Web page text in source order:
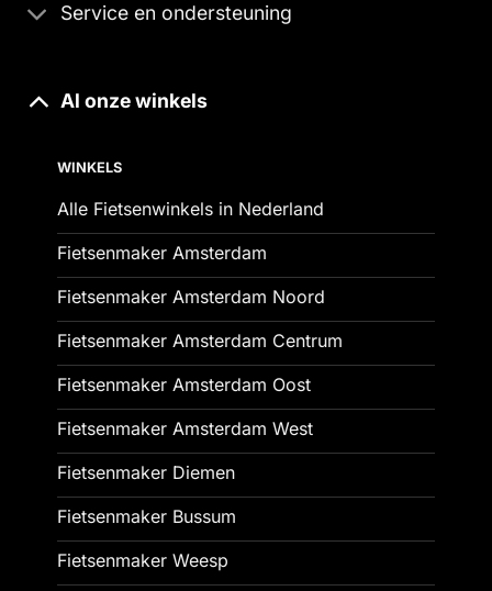
Service en ondersteuning
Al onze winkels
WINKELS
Alle Fietsenwinkels in Nederland
Fietsenmaker Amsterdam
Fietsenmaker Amsterdam Noord
Fietsenmaker Amsterdam Centrum
Fietsenmaker Amsterdam Oost
Fietsenmaker Amsterdam West
Fietsenmaker Diemen
Fietsenmaker Bussum
Fietsenmaker Weesp